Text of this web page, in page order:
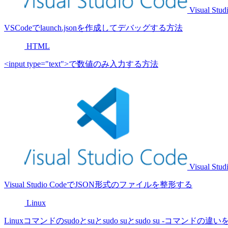
Visual
VSCodeでlaunch.jsonを作成してデバッグする方法
HTML
<input type="text">で数値のみ入力する方法
Visual
Visual Studio CodeでJSON形式のファイルを整形する
Linux
Linuxコマンドのsudoとsuとsudo suとsudo su -コマンドの違い